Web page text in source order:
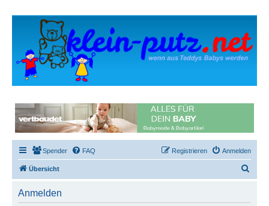
Spender FAQ Anmelden
Registrieren
Übersicht
Anmelden